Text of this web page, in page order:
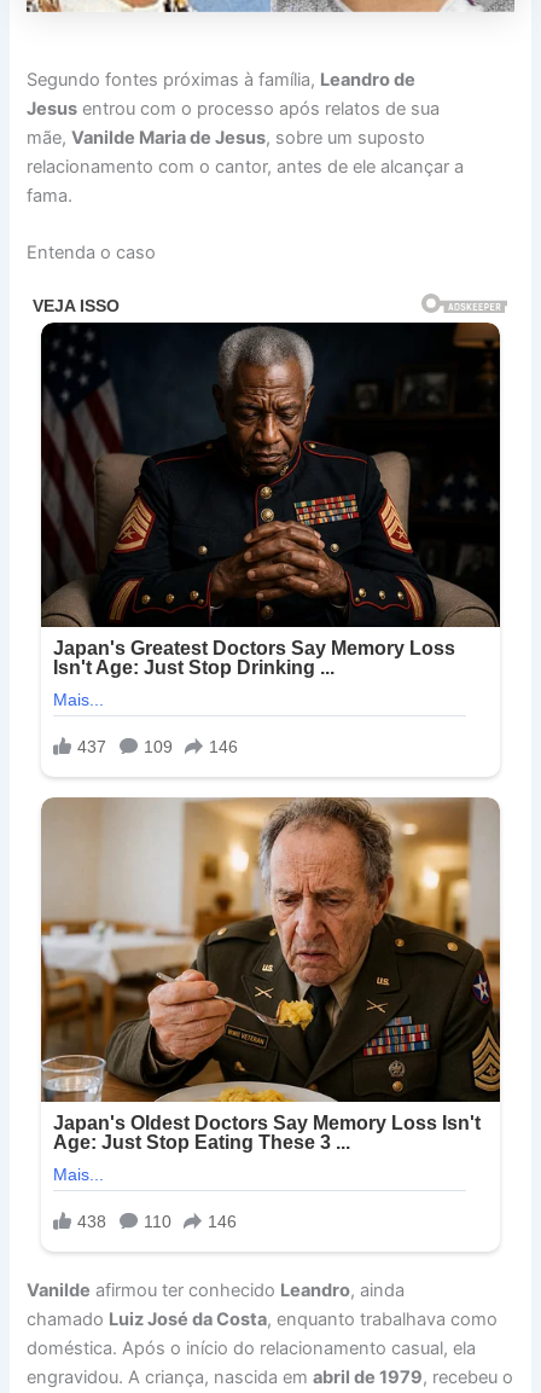
Segundo fontes próximas à família, Leandro de
Jesus entrou com o processo após relatos de sua
mãe,Vanilde Maria de Jesus, sobre um suposto
relacionamento com o cantor, antes de ele alcançar a
fama.
Entenda o caso
Vanilde afirmou ter conhecido Leandro, ainda
chamado Luiz José da Costa, enquanto trabalhava como
doméstica. Após o início do relacionamento casual, ela
engravidou. A criança, nascida emabril de 1979, recebeu o